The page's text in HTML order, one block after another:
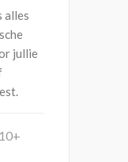
alles
jullie
10+